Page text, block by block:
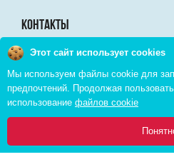
Главная Каталог Инфо
КОНТАКТЫ
г. Минск, ВЦ "Экспобел",
г. Минск, ул. М. Лынькова, д. 35, пом.
+375 (29) 110-46-46 (А1)
+375 (29) 373-90-16 (A1)
Этот сайт использует cookies
Мы используем файлы cookie для
предпочтений. Продолжая
использование файлов cookie